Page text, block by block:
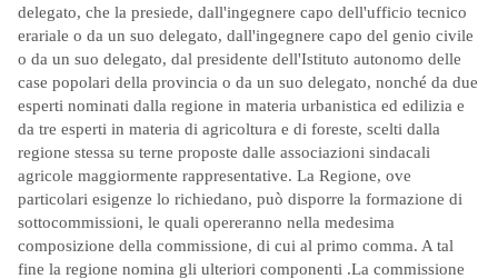
delegato, che la presiede, dall'ingegnere capo dell'ufficio tecnico
erariale o da un suo delegato, dall'ingegnere capo del genio civile
o da un suo delegato, dal presidente dell'Istituto autonomo delle
case popolari della provincia o da un suo delegato, nonché da due
esperti nominati dalla regione in materia urbanistica ed edilizia e
da tre esperti in materia di agricoltura e di foreste, scelti dalla
regione stessa su terne proposte dalle associazioni sindacali
agricole maggiormente rappresentative. La Regione, ove
particolari esigenze lo richiedano, può disporre la formazione di
sottocommissioni, le quali opereranno nella medesima
composizione della commissione, di cui al primo comma. A tal
fine la regione nomina gli ulteriori componenti .La commissione